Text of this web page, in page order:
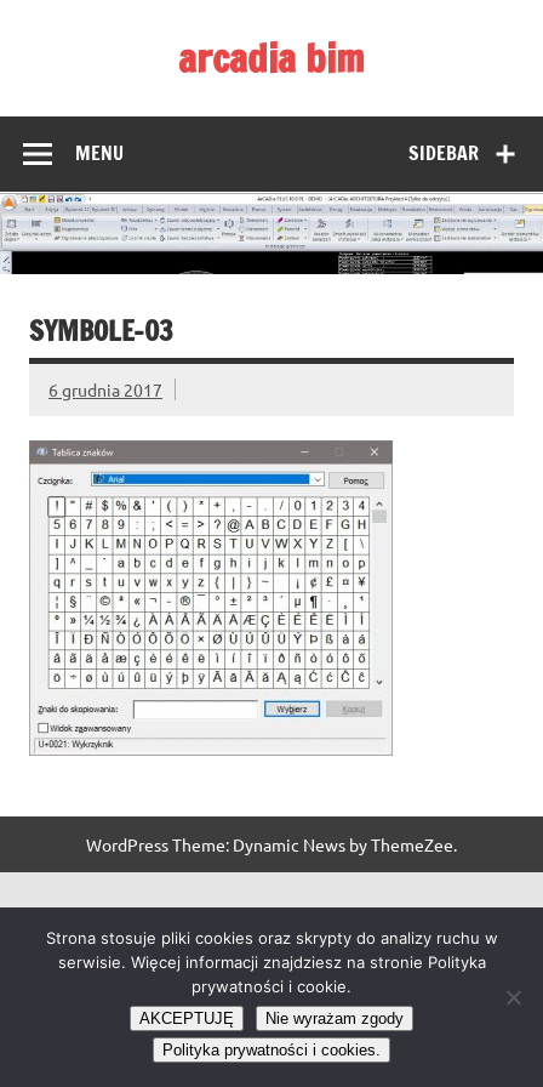
arcadia bim
SIDEBAR
MENU
SYMBOLE-03
6 grudnia 2017
WordPress Theme: Dynamic News by ThemeZee.
Strona stosuje pliki cookies oraz skrypty do analizy ruchu w
serwisie. Więcej informacji znajdziesz na stronie Polityka
prywatności i cookie.
AKCEPTUJĘ
Nie wyrażam zgody
Polityka prywatności i cookies.